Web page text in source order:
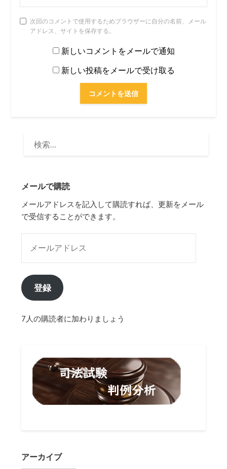
次回のコメントで使用するためブラウザーに自分の名前、メール
アドレス、サイトを保存する。
新しいコメントをメールで通知
新しい投稿をメールで受け取る
メールで購読
メールアドレスを記入して購読すれば、更新をメール
で受信することができます。
登録
7人の購読者に加わりましょう
アーカイブ